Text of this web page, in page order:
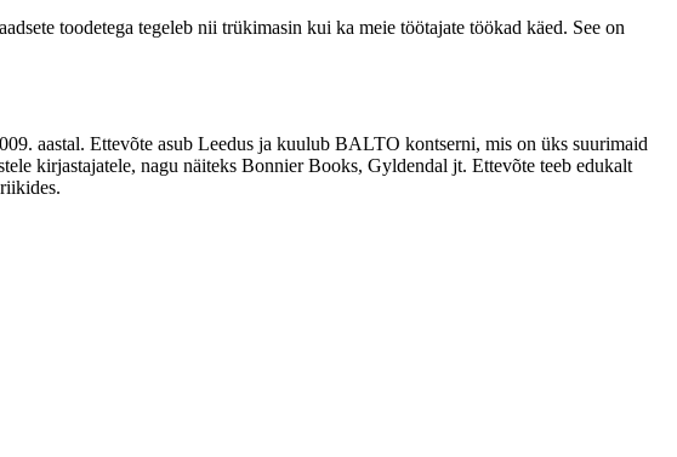
toodetega tegeleb nii trükimasin kui ka meie töötajate töökad käed. See on
aastal. Ettevõte asub Leedus ja kuulub BALTO kontserni, mis on üks suurimaid
kirjastajatele, nagu näiteks Bonnier Books, Gyldendal jt. Ettevõte teeb edukalt